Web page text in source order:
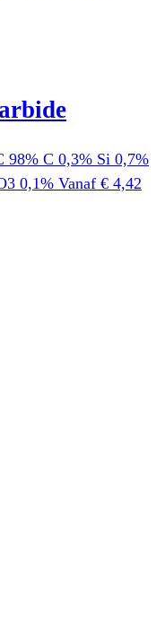
98% C 0,3% Si 0,7%
0,1% Vanaf € 4,42